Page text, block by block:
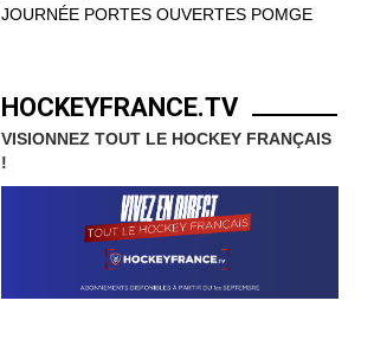
JOURNÉE PORTES OUVERTES POMGE
HOCKEYFRANCE.TV
VISIONNEZ TOUT LE HOCKEY FRANÇAIS
!